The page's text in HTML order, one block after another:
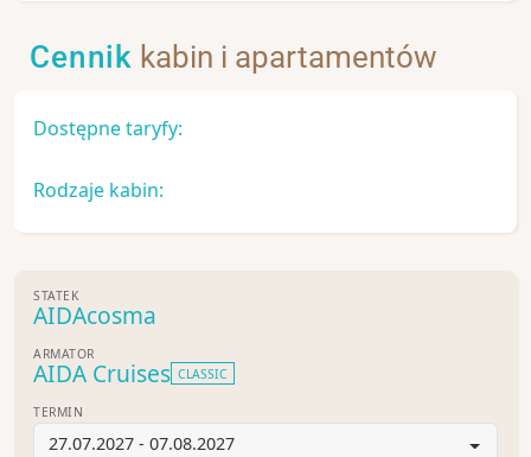
Cennik kabin i apartamentów
Dostępne taryfy:
Rodzaje kabin:
STATEK
AIDAcosma
ARMATOR
AIDA Cruises CLASSIC
TERMIN
27.07.2027 - 07.08.2027